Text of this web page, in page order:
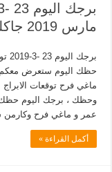
مارس 2019 جاكلين عقيقي حظك اليوم
عمر و ماغي فرح وكارمن
أكمل القراءة »